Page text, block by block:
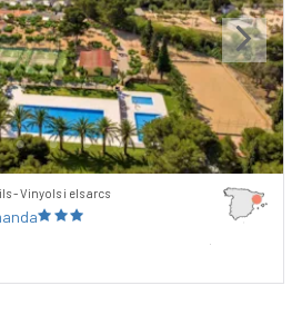
Next
- Vinyols i els arcs